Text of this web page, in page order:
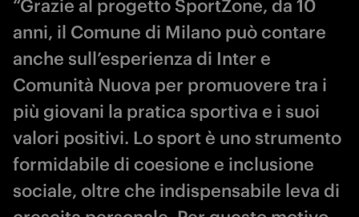
“Grazie al progetto SportZone, da 10
anni, il Comune di Milano può contare
anche sull’esperienza di Inter e
Comunità Nuova per promuovere tra i
più giovani la pratica sportiva e i suoi
valori positivi. Lo sport è uno strumento
formidabile di coesione e inclusione
sociale, oltre che indispensabile leva di